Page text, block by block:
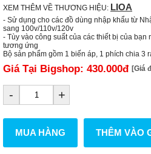
XEM THÊM VỀ THƯƠNG HIỆU: LIOA
- Sử dụng cho các đồ dùng nhập khẩu từ
sang 100v/110v/120v
- Tùy vào công suất của các thiết bị của bạn
tương ứng
Bộ sản phẩm gồm 1 biến áp, 1 phích chia 3
Giá Tại Bigshop: 430.000đ [Giá
- +
MUA HÀNG THÊM VÀO